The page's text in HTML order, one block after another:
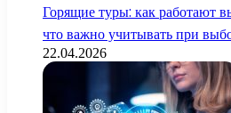
Горящие туры: как работают
что важно учитывать при
22.04.2026